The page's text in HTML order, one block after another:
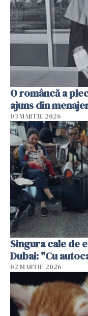
O româncă a
ajuns din
03 MARTIE 2026
Singura cale de
Dubai: "Cu
02 MARTIE 2026